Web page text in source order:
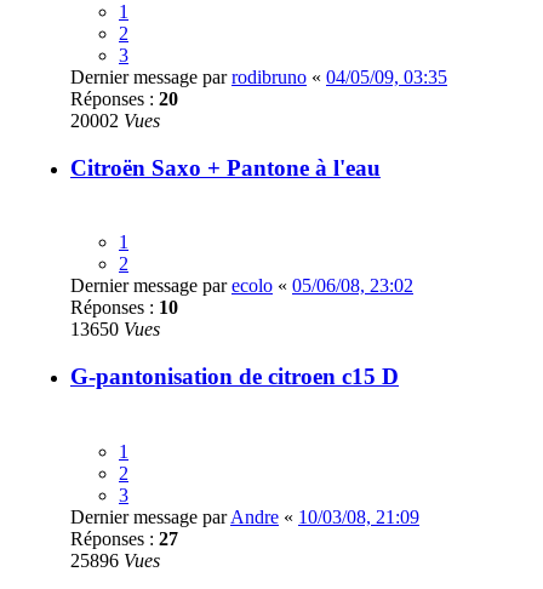
1
2
3
Dernier message parrodibruno « 04/05/09, 03:35
Réponses : 20
20002 Vues
Citroën Saxo + Pantone à l'eau
1
2
Dernier message parecolo « 05/06/08, 23:02
Réponses : 10
13650 Vues
G-pantonisation de citroen c15 D
1
2
3
Dernier message parAndre « 10/03/08, 21:09
Réponses : 27
25896 Vues